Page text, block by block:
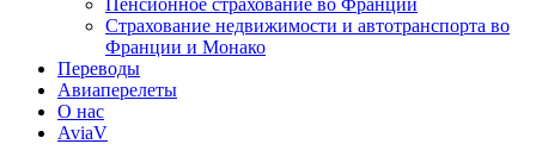
Пенсионное страхование во Франции
Страхование недвижимости и автотранспорта во
Франции и Монако
Переводы
Авиаперелеты
О нас
AviaV